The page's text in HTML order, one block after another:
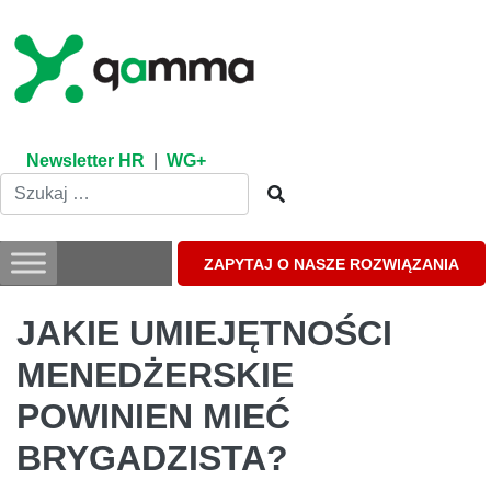
content
Newsletter HR WG+
ZAPYTAJ O NASZE ROZWIĄZANIA
JAKIE UMIEJĘTNOŚCI
MENEDŻERSKIE
POWINIEN MIEĆ
BRYGADZISTA?